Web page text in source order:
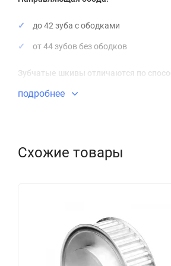
до 42 зуба с ободками
от 44 зубов без ободков
Зубчатые шкивы отличаются по
под расточку посадку
Отличие заключается в том, что в
диаметра и растачивает его до
подробнее
Схожие товары